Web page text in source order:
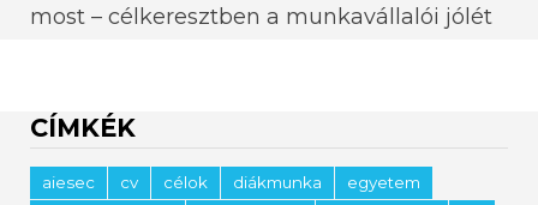
most – célkeresztben a munkavállalói jólét
CÍMKÉK
aiesec cv célok diákmunka
egyetem